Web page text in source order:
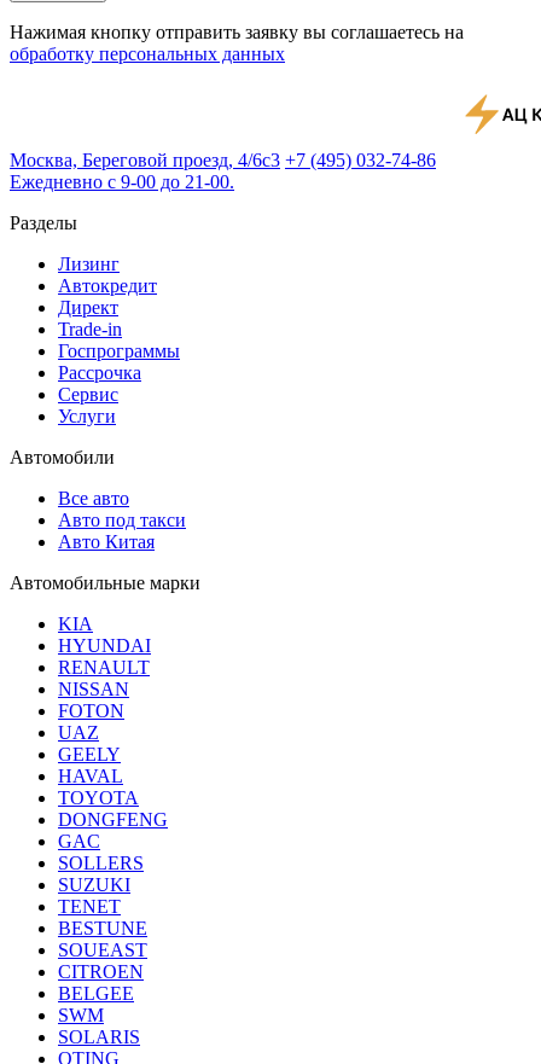
Нажимая кнопку отправить заявку вы соглашаетесь на
обработку персональных данных
Москва, Береговой проезд, 4/6с3 +7 (495) 032-74-86
Ежедневно с 9-00 до 21-00.
Разделы
Лизинг
Автокредит
Директ
Trade-in
Госпрограммы
Рассрочка
Сервис
Услуги
Автомобили
Все авто
Авто под такси
Авто Китая
Автомобильные марки
KIA
HYUNDAI
RENAULT
NISSAN
FOTON
UAZ
GEELY
HAVAL
TOYOTA
DONGFENG
GAC
SOLLERS
SUZUKI
TENET
BESTUNE
SOUEAST
CITROEN
BELGEE
SWM
SOLARIS
OTING